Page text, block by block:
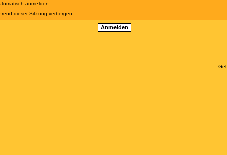
anmelden
dieser Sitzung verbergen